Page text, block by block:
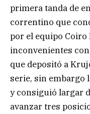
primera tanda de
correntino que
por el equipo Coiro
inconvenientes
que depositó a
serie, sin embargo
y consiguió largar
avanzar tres